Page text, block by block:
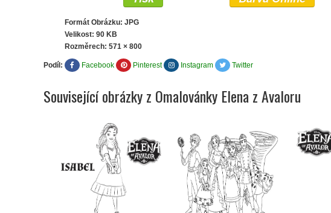
Formát Obrázku: JPG
Velikost: 90 KB
Rozměrech: 571 × 800
Podíl: Facebook Pinterest Instagram Twitter
Související obrázky z Omalovánky Elena z Avaloru